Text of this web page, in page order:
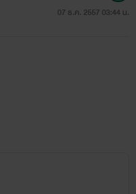
07 ธ.ค. 2557 03:44 น.